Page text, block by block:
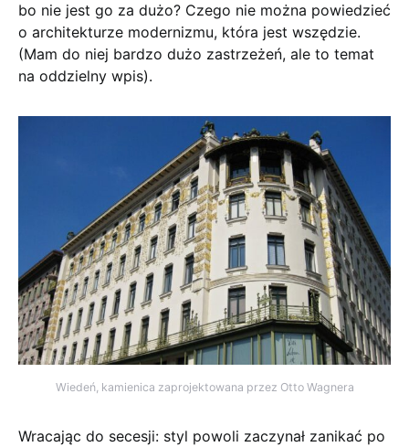
bo nie jest go za dużo? Czego nie można powiedzieć
o architekturze modernizmu, która jest wszędzie.
(Mam do niej bardzo dużo zastrzeżeń, ale to temat
na oddzielny wpis).
Wiedeń, kamienica zaprojektowana przez Otto Wagnera
Wracając do secesji: styl powoli zaczynał zanikać po